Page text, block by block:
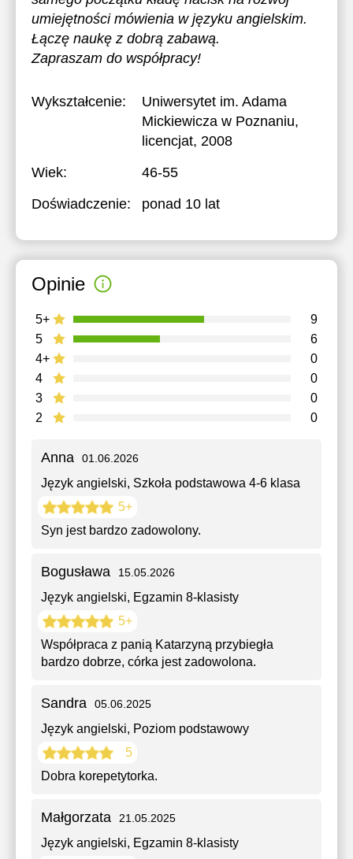
umiejętności mówienia w języku angielskim.
Łączę naukę z dobrą zabawą.
Zapraszam do współpracy!
Wykształcenie:
Uniwersytet im. Adama
Mickiewicza w Poznaniu,
licencjat, 2008
Wiek:
46-55
Doświadczenie:
ponad 10 lat
Opinie
2 0
3 0
4 0
4+ 0
5 6
5+ 9
Anna 01.06.2026
Język angielski, Szkoła podstawowa 4-6 klasa
5+
Syn jest bardzo zadowolony.
Bogusława 15.05.2026
Język angielski, Egzamin 8-klasisty
5+
Współpraca z panią Katarzyną przybiegła
bardzo dobrze, córka jest zadowolona.
Sandra 05.06.2025
Język angielski, Poziom podstawowy
5
Dobra korepetytorka.
Małgorzata 21.05.2025
Język angielski, Egzamin 8-klasisty